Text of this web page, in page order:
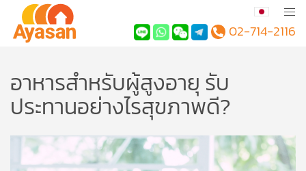
02-714-2116
อาหารสำหรับผู้สูงอายุ รับ
ประทานอย่างไรสุขภาพดี?